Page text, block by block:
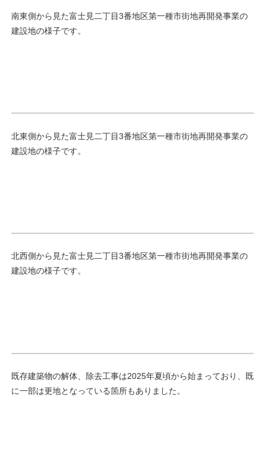
南東側から見た富士見二丁目3番地区第一種市街地再開発事業の
建設地の様子です。
北東側から見た富士見二丁目3番地区第一種市街地再開発事業の
建設地の様子です。
北西側から見た富士見二丁目3番地区第一種市街地再開発事業の
建設地の様子です。
既存建築物の解体、除去工事は2025年夏頃から始まっており、既
に一部は更地となっている箇所もありました。